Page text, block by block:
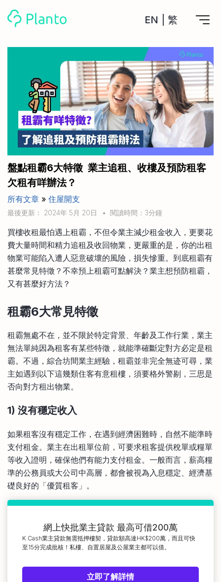
EN 繁
計劃買樓
計劃買樓第一步
全功能記賬
管理及分析所有戶口
管理MPF戶口
一次過管理所有強積金戶口
申請清卡數/私人貸款
CreFIT x Planto推廣優惠
私人貸款
年利率/APR/年息比較
投資戶口 (美股)
比較最抵美股投資戶口
投資戶口 (港股)
比較最抵港股投資戶口
投資加密貨幣
比較最抵Crypto交易所
月供股票計劃
比較最抵月供計劃戶口
比較定存利率
信用卡
比較各種最優惠信用卡
關於我們
Academy
Marketplace
其他網站
手機App與理財資訊
商業解決方案
盤點租霸6大特徵 業主追租、收樓及預防租客
欠租有咩辦法？
所有文章 » 住屋開支
最後更新： 2024年 5月 20日 • 閱讀時間：3分鐘
買樓收租最怕遇上租霸，不但令業主減少租金收入，更要花
費大量時間和精力追租及收回物業，更嚴重的是，你的出租
物業可能陷入遭人惡意破壞的風險，損失慘重。到底租霸有
甚麼常見特徵？不幸預上租霸可點解決？業主想預防租霸，
又有甚麼好方法？
租霸6大常見特徵
租霸無處不在，並不限於特定背景、年齡及工作行業，業主
無法單純因為租客有某些特徵，就能準確斷定對方必定是租
霸。不過，綜合坊間業主經驗，租霸並非完全無迹可尋，業
主如遇到以下這幾類住客有意租樓，須要格外警剔，三思是
否向對方租出物業。
1) 沒有穩定收入
如果租客沒有穩定工作，在遇到經濟困難時，自然不能準時
支付租金。業主在出租單位前，可要求租客提供稅單或糧單
等收入證明，確保他們有能力支付租金。一般而言，薪高糧
準的公務員或大公司中高層，都會被視為入息穩定、經濟基
礎良好的「優質租客」。
網上快批業主貸款 最高可借200萬
K Cash業主貸款無需抵押樓契，貸款額高達HK$200萬，而且可快
至15分完成批核！私樓、自置居屋及公屋業主都可以借。
立即了解詳情